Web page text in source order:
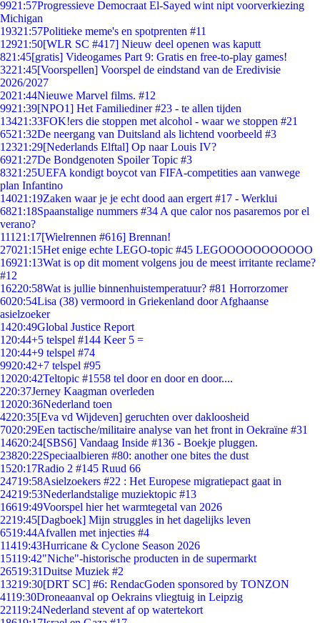
9921:57Progressieve Democraat El-Sayed wint nipt voorverkiezing
Michigan
19321:57Politieke meme's en spotprenten #11
12921:50[WLR SC #417] Nieuw deel openen was kaputt
821:45[gratis] Videogames Part 9: Gratis en free-to-play games!
3221:45[Voorspellen] Voorspel de eindstand van de Eredivisie
2026/2027
2021:44Nieuwe Marvel films. #12
9921:39[NPO1] Het Familiediner #23 - te allen tijden
13421:33FOK!ers die stoppen met alcohol - waar we stoppen #21
6521:32De neergang van Duitsland als lichtend voorbeeld #3
12321:29[Nederlands Elftal] Op naar Louis IV?
6921:27De Bondgenoten Spoiler Topic #3
8321:25UEFA kondigt boycot van FIFA-competities aan vanwege
plan Infantino
14021:19Zaken waar je je echt dood aan ergert #17 - Werklui
6821:18Spaanstalige nummers #34 A que calor nos pasaremos por el
verano?
111 21:17[Wielrennen #616] Brennan!
27021:15Het enige echte LEGO-topic #45 LEGOOOOOOOOOOO
16921:13Wat is op dit moment volgens jou de meest irritante reclame?
#12
16220:58Wat is jullie binnenhuistemperatuur? #81 Horrorzomer
6020:54Lisa (38) vermoord in Griekenland door Afghaanse
asielzoeker
1420:49Global Justice Report
1 20:44+5 telspel #144 Keer 5 =
1 20:44+9 telspel #74
9920:42+7 telspel #95
12020:42Teltopic #1558 tel door en door en door....
220:37Jerney Kaagman overleden
12020:36Nederland toen
4220:35[Eva vd Wijdeven] geruchten over dakloosheid
7020:29Een tactische/militaire analyse van het front in Oekraïne #31
14620:24[SBS6] Vandaag Inside #136 - Boekje pluggen.
23820:22Speciaalbieren #80: another one bites the dust
1520:17Radio 2 #145 Ruud 66
24719:58Asielzoekers #22 : Het Europese migratiepact gaat in
24219:53Nederlandstalige muziektopic #13
16619:49Voorspel hier het warmtegetal van 2026
2219:45[Dagboek] Mijn struggles in het dagelijks leven
6519:44Afvallen met injecties #4
11419:43Hurricane & Cyclone Season 2026
15119:42"Niche"-historische producten in de supermarkt
26519:31Duitse Muziek #2
13219:30[DRT SC] #6: RendacGoden sponsored by TONZON
4119:30Droneaanval op Oekrains vliegtuig in Leipzig
22119:24Nederland stevent af op watertekort